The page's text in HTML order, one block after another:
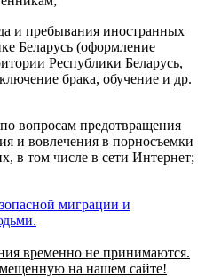
и пребывания иностранных
Беларусь (оформление
Республики Беларусь,
брака, обучение и др.
вопросам предотвращения
и вовлечения в порносъемки
в том числе в сети Интернет;
миграции и
временно не принимаются.
на нашем сайте!